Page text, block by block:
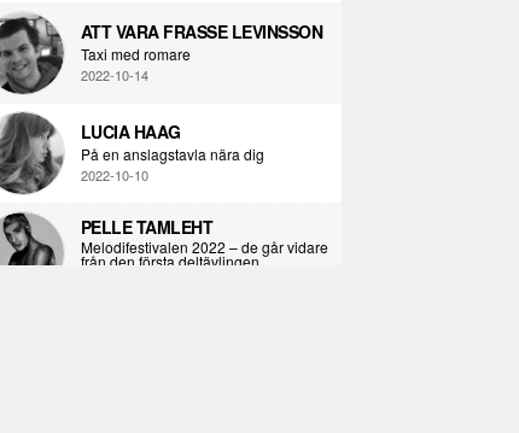
ATT VARA FRASSE LEVINSSON
Taxi med romare
2022-10-14
LUCIA HAAG
På en anslagstavla nära dig
2022-10-10
PELLE TAMLEHT
Melodifestivalen 2022 – de går vidare
från den första deltävlingen